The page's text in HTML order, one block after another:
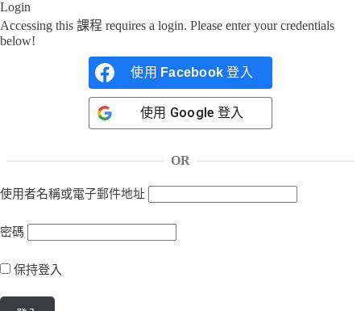
Login
Accessing this 課程 requires a login. Please enter your credentials
below!
使用 Facebook 登入
使用 Google 登入
OR
使用者名稱或電子郵件地址
密碼
保持登入